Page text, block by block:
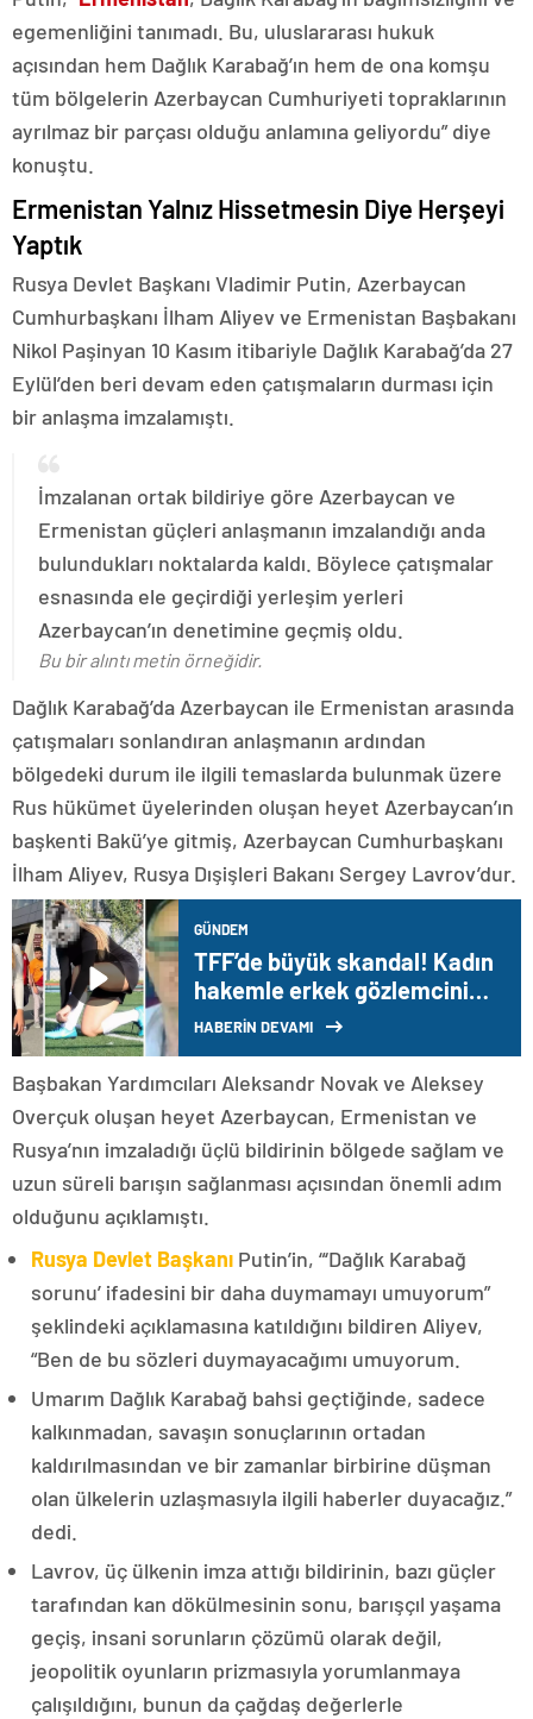
egemenliğini tanımadı. Bu, uluslararası hukuk
açısından hem Dağlık Karabağ’ın hem de ona komşu
tüm bölgelerin Azerbaycan Cumhuriyeti topraklarının
ayrılmaz bir parçası olduğu anlamına geliyordu” diye
konuştu.
Ermenistan Yalnız Hissetmesin Diye Herşeyi
Yaptık
Rusya Devlet Başkanı Vladimir Putin, Azerbaycan
Cumhurbaşkanı İlham Aliyev ve Ermenistan Başbakanı
Nikol Paşinyan 10 Kasım itibariyle Dağlık Karabağ’da 27
Eylül’den beri devam eden çatışmaların durması için
bir anlaşma imzalamıştı.
İmzalanan ortak bildiriye göre Azerbaycan ve
Ermenistan güçleri anlaşmanın imzalandığı anda
bulundukları noktalarda kaldı. Böylece çatışmalar
esnasında ele geçirdiği yerleşim yerleri
Azerbaycan’ın denetimine geçmiş oldu.
Bu bir alıntı metin örneğidir.
Dağlık Karabağ’da Azerbaycan ile Ermenistan arasında
çatışmaları sonlandıran anlaşmanın ardından
bölgedeki durum ile ilgili temaslarda bulunmak üzere
Rus hükümet üyelerinden oluşan heyet Azerbaycan’ın
başkenti Bakü’ye gitmiş, Azerbaycan Cumhurbaşkanı
İlham Aliyev, Rusya Dışişleri Bakanı Sergey Lavrov’dur.
GÜNDEM
TFF’de büyük skandal! Kadın
hakemle erkek gözlemcinin
cinsel içerikli videosu ortaya
HABERİN DEVAMI
Başbakan Yardımcıları Aleksandr Novak ve Aleksey
Overçuk oluşan heyet Azerbaycan, Ermenistan ve
Rusya’nın imzaladığı üçlü bildirinin bölgede sağlam ve
uzun süreli barışın sağlanması açısından önemli adım
olduğunu açıklamıştı.
Rusya Devlet Başkanı Putin’in, “‘Dağlık Karabağ
sorunu’ ifadesini bir daha duymamayı umuyorum”
şeklindeki açıklamasına katıldığını bildiren Aliyev,
“Ben de bu sözleri duymayacağımı umuyorum.
Umarım Dağlık Karabağ bahsi geçtiğinde, sadece
kalkınmadan, savaşın sonuçlarının ortadan
kaldırılmasından ve bir zamanlar birbirine düşman
olan ülkelerin uzlaşmasıyla ilgili haberler duyacağız.”
dedi.
Lavrov, üç ülkenin imza attığı bildirinin, bazı güçler
tarafından kan dökülmesinin sonu, barışçıl yaşama
geçiş, insani sorunların çözümü olarak değil,
jeopolitik oyunların prizmasıyla yorumlanmaya
çalışıldığını, bunun da çağdaş değerlerle